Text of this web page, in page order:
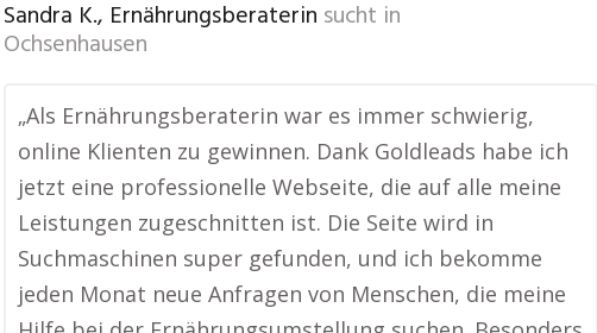
Sandra K., Ernährungsberaterin sucht in
Ochsenhausen
„Als Ernährungsberaterin war es immer schwierig,
online Klienten zu gewinnen. Dank Goldleads habe ich
jetzt eine professionelle Webseite, die auf alle meine
Leistungen zugeschnitten ist. Die Seite wird in
Suchmaschinen super gefunden, und ich bekomme
jeden Monat neue Anfragen von Menschen, die meine